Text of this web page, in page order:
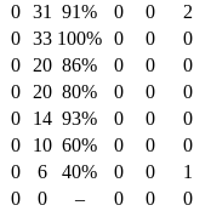
0 31 91% 0 0
2
0 33 100% 0 0
0
0 20 86% 0 0
0
0 20 80% 0 0
0
0 14 93% 0 0
0
0 10 60% 0 0
0
0 6 40% 0 0
1
0 0 – 0 0
0